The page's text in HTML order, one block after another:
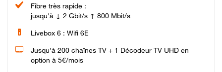
Fibre très rapide :
jusqu'à ↓ 2 Gbit/s ↑ 800 Mbit/s
Livebox 6 : Wifi 6E
Jusqu’à 200 chaînes TV + 1 Décodeur TV UHD en
option à 5€/mois